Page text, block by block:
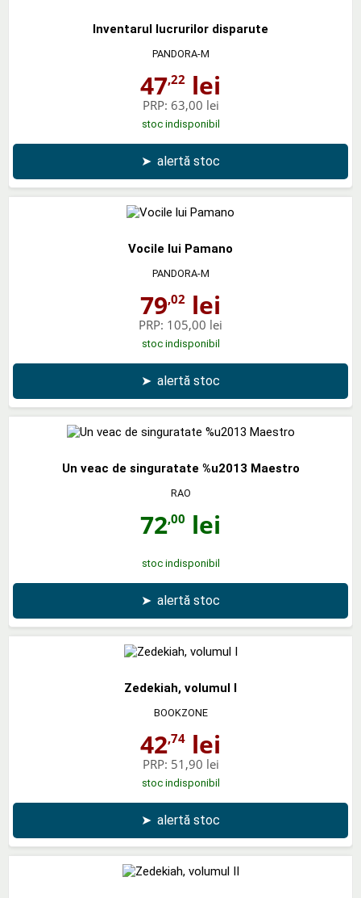
Inventarul lucrurilor disparute
PANDORA-M
47,22 lei
PRP: 63,00 lei
stoc indisponibil
➤ alertă stoc
Vocile lui Pamano
PANDORA-M
79,02 lei
PRP: 105,00 lei
stoc indisponibil
➤ alertă stoc
Un veac de singuratate %u2013 Maestro
RAO
72,00 lei
stoc indisponibil
➤ alertă stoc
Zedekiah, volumul I
BOOKZONE
42,74 lei
PRP: 51,90 lei
stoc indisponibil
➤ alertă stoc